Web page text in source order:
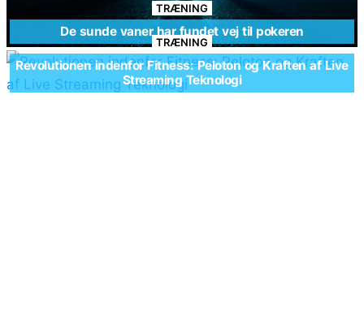
TRÆNING
De sunde vaner har fundet vej til pokeren
TRÆNING
Revolutionen indenfor Fitness: Peloton og Kraften af Live
Streaming Teknologi